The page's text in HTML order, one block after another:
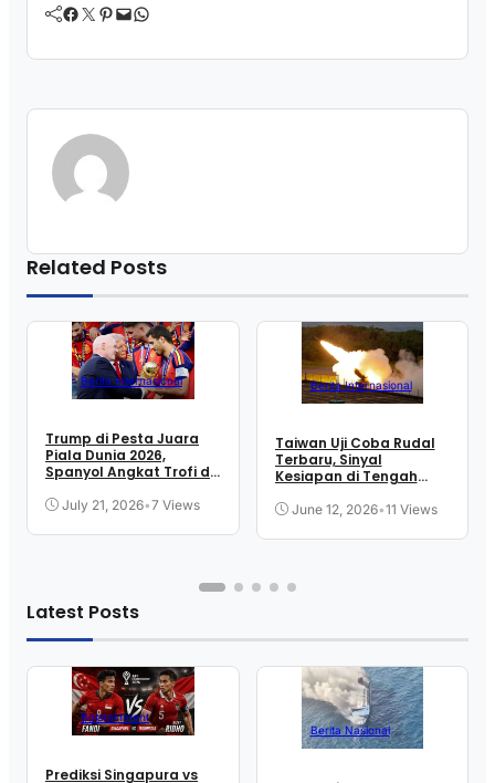
Facebook Twitter Pinterest Mail WhatsApp
Related Posts
Berita Internasional
Trump di Pesta Juara
Piala Dunia 2026,
Spanyol Angkat Trofi di
July 21, 2026•7 Views
Berita Internasional
Taiwan Uji Coba Rudal
Terbaru, Sinyal
Kesiapan di Tengah
June 12, 2026•11 Views
Latest Posts
Bolatainment
Prediksi Singapura vs
Berita Nasional